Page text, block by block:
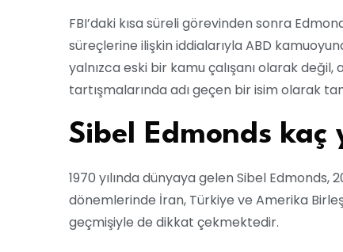
FBI’daki kısa süreli görevinden sonra
süreçlerine ilişkin iddialarıyla ABD
yalnızca eski bir kamu çalışanı olarak
tartışmalarında adı geçen bir isim olarak
Sibel Edmonds kaç
1970 yılında dünyaya gelen Sibel Edmonds,
dönemlerinde İran, Türkiye ve Amerika
geçmişiyle de dikkat çekmektedir.